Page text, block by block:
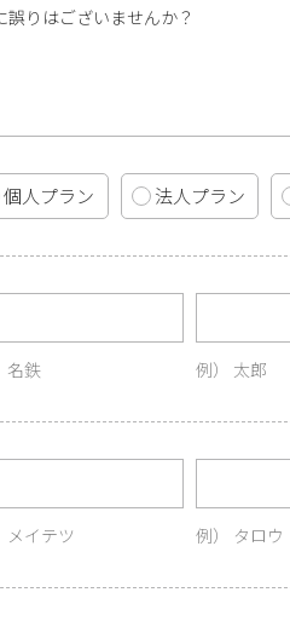
りはございませんか？
個人プラン 法人プラン
名鉄 太郎
メイテツ タロウ